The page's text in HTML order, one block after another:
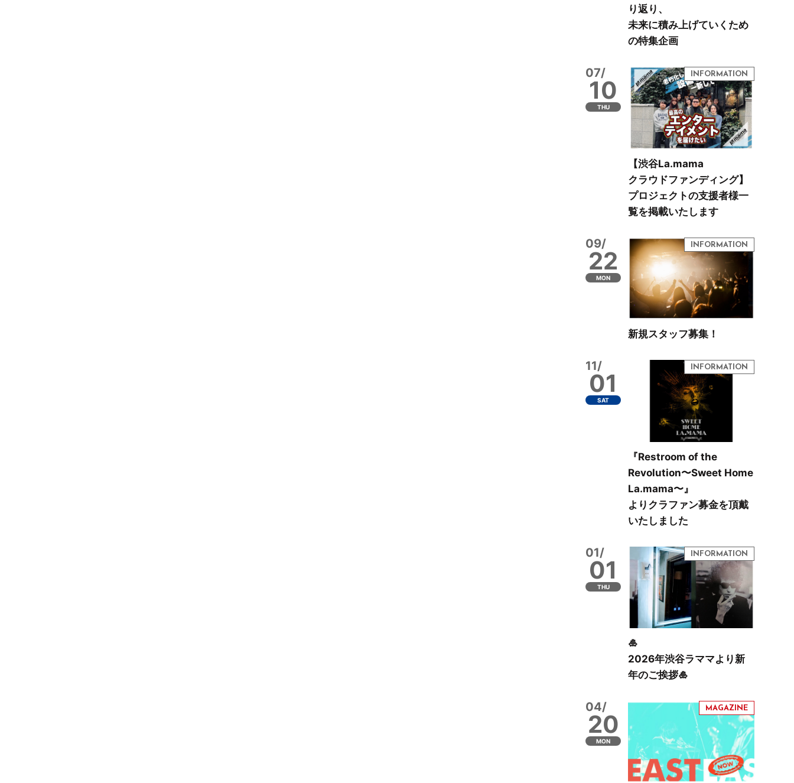
り返り、
未来に積み上げていくため
の特集企画
07/
10
THU
【渋谷La.mama
クラウドファンディング】
プロジェクトの支援者様一
覧を掲載いたします
09/
22
MON
新規スタッフ募集！
11/
01
SAT
『Restroom of the
Revolution〜Sweet Home
La.mama〜』
よりクラファン募金を頂戴
いたしました
01/
01
THU
🎍
2026年渋谷ラママより新
年のご挨拶🎍
04/
20
MON